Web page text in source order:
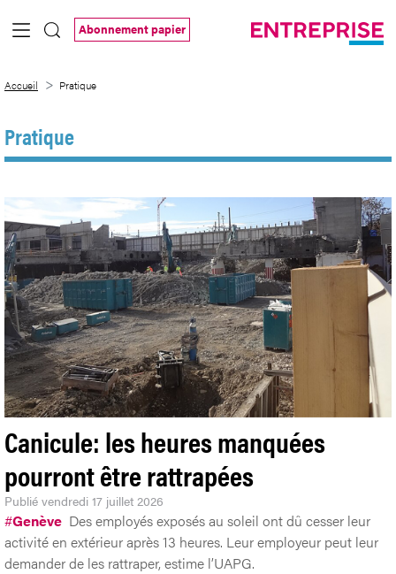
Saut au contenu principal
Abonnement papier
Accueil Pratique
Pratique
Canicule: les heures manquées
pourront être rattrapées
Publié vendredi 17 juillet 2026
#Genève Des employés exposés au soleil ont dû cesser leur
activité en extérieur après 13 heures. Leur employeur peut leur
demander de les rattraper, estime l’UAPG.